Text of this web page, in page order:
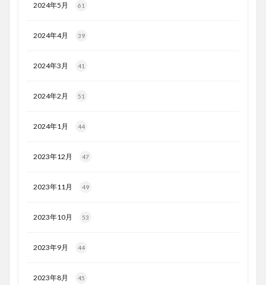
2024年5月 61
2024年4月 39
2024年3月 41
2024年2月 51
2024年1月 44
2023年12月 47
2023年11月 49
2023年10月 53
2023年9月 44
2023年8月 45